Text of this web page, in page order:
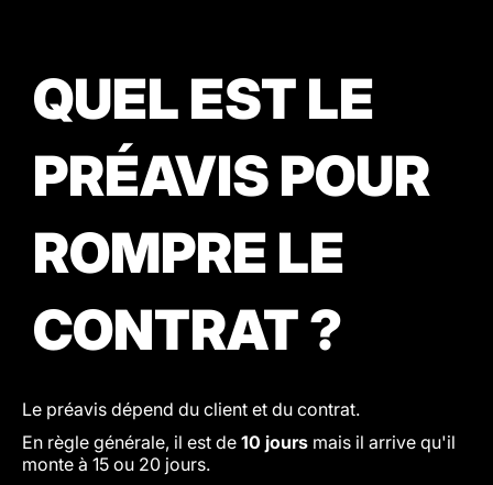
QUEL EST LE
PRÉAVIS POUR
ROMPRE LE
CONTRAT ?
Le préavis dépend du client et du contrat.
En règle générale, il est de 10 jours mais il arrive qu'il
monte à 15 ou 20 jours.